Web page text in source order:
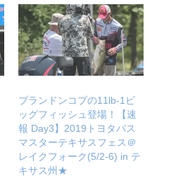
ブランドンコブの11lb-1ビ
ッグフィッシュ登場！【速
報 Day3】2019トヨタバス
マスターテキサスフェス＠
レイクフォーク(5/2-6) in テ
キサス州★